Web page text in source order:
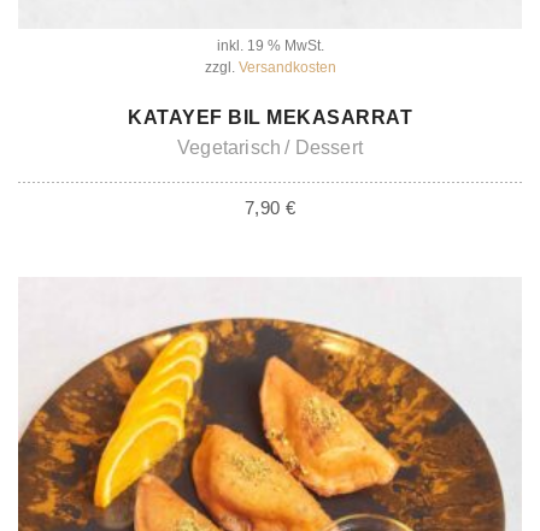
inkl. 19 % MwSt.
zzgl. Versandkosten
IN DEN WARENKORB
KATAYEF BIL MEKASARRAT
Vegetarisch
Dessert
7,90 €